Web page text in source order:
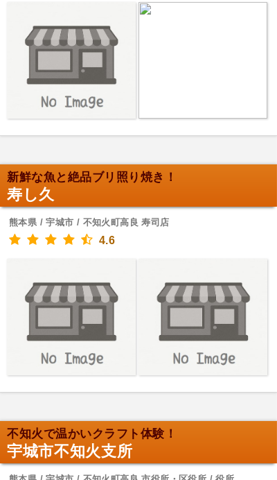
新鮮な魚と絶品ブリ照り焼き！
寿し久
熊本県 / 宇城市 / 不知火町高良 寿司店
4.6
不知火で温かいクラフト体験！
宇城市不知火支所